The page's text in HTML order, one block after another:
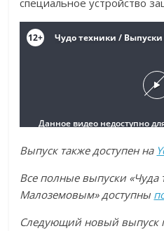
специальное устройство
Выпуск также доступен на
Все полные выпуски «Чуда
Малоземовым» доступны
Следующий новый выпуск